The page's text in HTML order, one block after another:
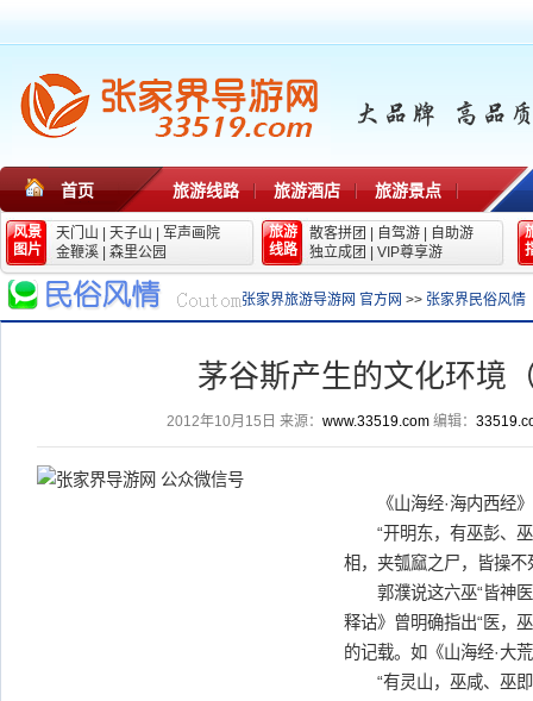
首页 旅游线路 旅游酒店 旅游景点
风景
图片
天门山 天子山
军声画院
金鞭溪
森里公园
旅游
线路
散客拼团 自驾游
自助游
独立成团
VIP尊享游
张家界旅游导游网 官方网 >> 张家界民俗风情
茅谷斯产生的文化环境
2012年10月15日 来源： www.33519.com编辑：
《山海经·海内西经》
“开明东，有巫彭、巫
相，夹瓠窳之尸，皆操不
郭濮说这六巫“皆神医
释诂》曾明确指出“医，
的记载。如《山海经·大
“有灵山，巫咸、巫即